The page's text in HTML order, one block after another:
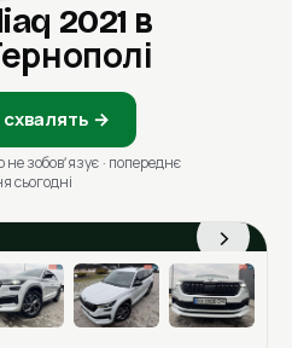
2021 в
схвалять →
не зобовʼязує · попереднє
сьогодні
›